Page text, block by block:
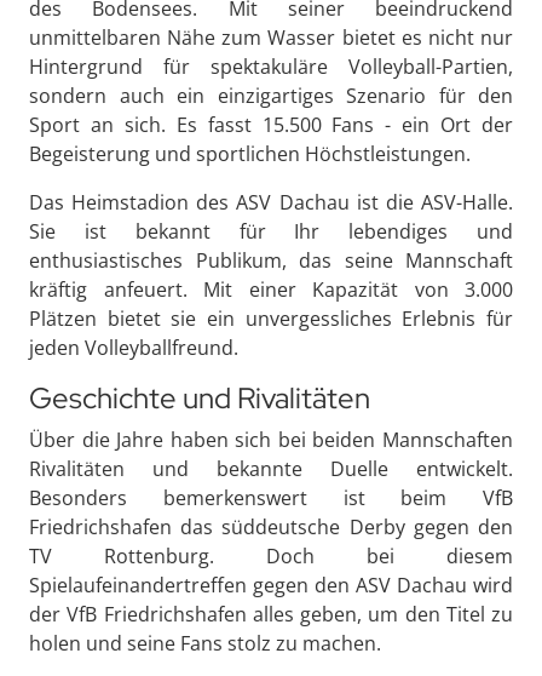
des Bodensees. Mit seiner beeindruckend
unmittelbaren Nähe zum Wasser bietet es nicht nur
Hintergrund für spektakuläre Volleyball-Partien,
sondern auch ein einzigartiges Szenario für den
Sport an sich. Es fasst 15.500 Fans - ein Ort der
Begeisterung und sportlichen Höchstleistungen.
Das Heimstadion des ASV Dachau ist die ASV-Halle.
Sie ist bekannt für Ihr lebendiges und
enthusiastisches Publikum, das seine Mannschaft
kräftig anfeuert. Mit einer Kapazität von 3.000
Plätzen bietet sie ein unvergessliches Erlebnis für
jeden Volleyballfreund.
Geschichte und Rivalitäten
Über die Jahre haben sich bei beiden Mannschaften
Rivalitäten und bekannte Duelle entwickelt.
Besonders bemerkenswert ist beim VfB
Friedrichshafen das süddeutsche Derby gegen den
TV Rottenburg. Doch bei diesem
Spielaufeinandertreffen gegen den ASV Dachau wird
der VfB Friedrichshafen alles geben, um den Titel zu
holen und seine Fans stolz zu machen.